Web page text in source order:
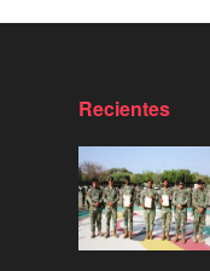
Recientes